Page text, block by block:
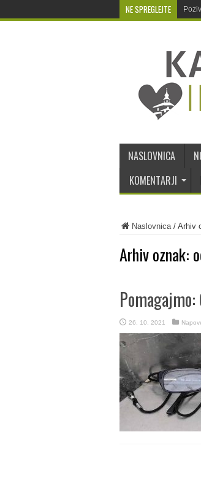
NE SPREGLEJTE
NASLOVNICA
KOMENTARJI
Naslovnica/ Arhiv
Arhiv oznak:
26. 10. 2021